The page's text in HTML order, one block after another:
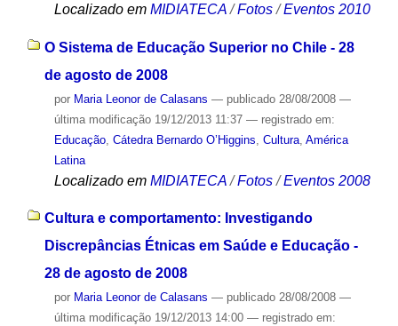
Localizado em MIDIATECA /Fotos /Eventos 2010
O Sistema de Educação Superior no Chile - 28
de agosto de 2008
por Maria Leonor de Calasans — publicado28/08/2008 —
última modificação19/12/2013 11:37 — registrado em:
Educação, Cátedra Bernardo O’Higgins Cultura, América
Latina
Localizado em MIDIATECA /Fotos /Eventos 2008
Cultura e comportamento: Investigando
Discrepâncias Étnicas em Saúde e Educação -
28 de agosto de 2008
por Maria Leonor de Calasans — publicado28/08/2008 —
última modificação19/12/2013 14:00 — registrado em: